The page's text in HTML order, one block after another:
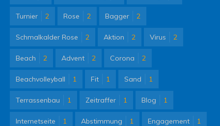
Turnier 2 Rose 2 Bagger 2
Schmalkalder Rose 2 Aktion 2 Virus 2
Beach 2 Advent 2 Corona 2
Beachvolleyball 1 Fit 1 Sand 1
Terrassenbau 1 Zeitraffer 1 Blog 1
Internetseite 1 Abstimmung 1 Engagement 1